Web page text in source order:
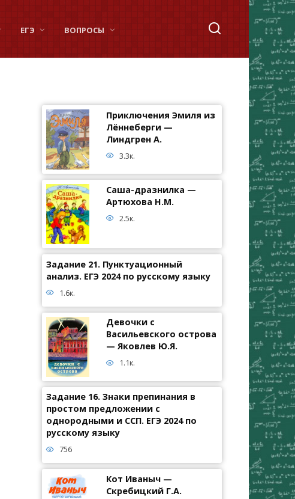
ЕГЭ ВОПРОСЫ
Приключения Эмиля из
Лённеберги —
Линдгрен А.
3.3к.
Саша-дразнилка —
Артюхова Н.М.
2.5к.
Задание 21. Пунктуационный
анализ. ЕГЭ 2024 по русскому языку
1.6к.
Девочки с
Васильевского острова
— Яковлев Ю.Я.
1.1к.
Задание 16. Знаки препинания в
простом предложении с
однородными и ССП. ЕГЭ 2024 по
русскому языку
756
Кот Иваныч —
Скребицкий Г.А.